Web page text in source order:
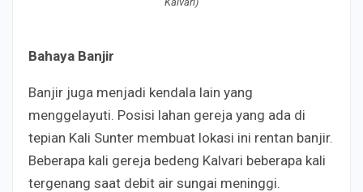
Bahaya Banjir
Banjir juga menjadi kendala lain yang
menggelayuti. Posisi lahan gereja yang ada di
tepian Kali Sunter membuat lokasi ini rentan banjir.
Beberapa kali gereja bedeng Kalvari beberapa kali
tergenang saat debit air sungai meninggi.